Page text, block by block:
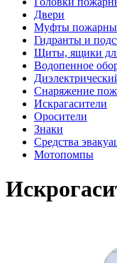
Двери
Муфты
Гидранты и
Щиты, ящики
Водопенное
Снаряжение
Искрагасители
Оросители
Знаки
Средства
Мотопомпы